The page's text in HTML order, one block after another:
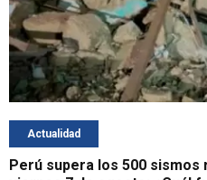
Actualidad
Perú supera los 500